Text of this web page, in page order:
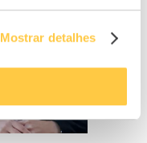
Mostrar detalhes